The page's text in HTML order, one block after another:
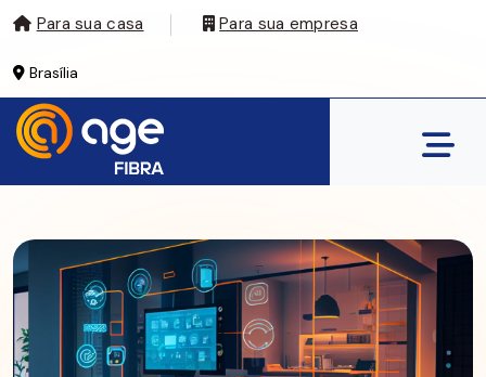
Para sua casa Para sua empresa
Brasília